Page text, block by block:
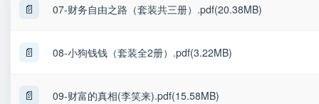
📄 07-财务自由之路（套装共三册）.pdf(20.38MB)
📄 08-小狗钱钱（套装全2册）.pdf(3.22MB)
📄 09-财富的真相(李笑来).pdf(15.58MB)